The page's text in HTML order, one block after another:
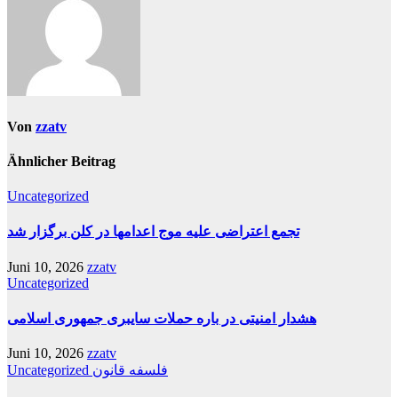
Von zzatv
Ähnlicher Beitrag
Uncategorized
تجمع اعتراضی علیه موج اعدامها در کلن برگزار شد
Juni 10, 2026 zzatv
Uncategorized
هشدار امنیتی در باره حملات سایبری جمهوری اسلامی
Juni 10, 2026 zzatv
Uncategorized فلسفه قانون